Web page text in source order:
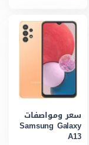
سعر ومواصفات
Samsung Galaxy
A13